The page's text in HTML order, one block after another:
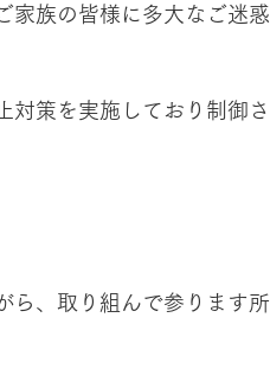
家族の皆様に多大なご迷惑
対策を実施しており制御さ
ら、取り組んで参ります所